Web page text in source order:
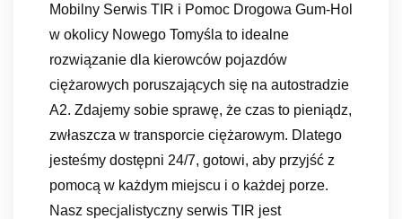
Mobilny Serwis TIR i Pomoc Drogowa Gum-Hol
w okolicy Nowego Tomyśla to idealne
rozwiązanie dla kierowców pojazdów
ciężarowych poruszających się na autostradzie
A2. Zdajemy sobie sprawę, że czas to pieniądz,
zwłaszcza w transporcie ciężarowym. Dlatego
jesteśmy dostępni 24/7, gotowi, aby przyjść z
pomocą w każdym miejscu i o każdej porze.
Nasz specjalistyczny serwis TIR jest